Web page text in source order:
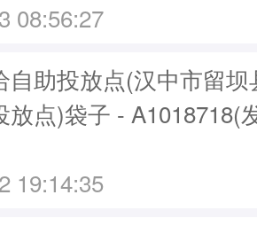
08:56:27
自助投放点(汉中市留
放点)袋子 - A1018718(
19:14:35